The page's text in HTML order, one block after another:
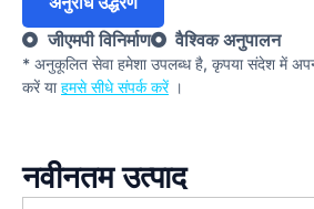
जीएमपी विनिर्माण
वैश्विक अनुपालन
* अनुकूलित सेवा हमेशा उपलब्ध है, कृपया संदेश में
करें याहमसे सीधे संपर्क करें।
नवीनतम उत्पाद